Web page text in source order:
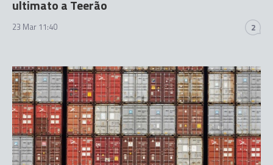
ultimato a Teerão
23 Mar 11:40 2